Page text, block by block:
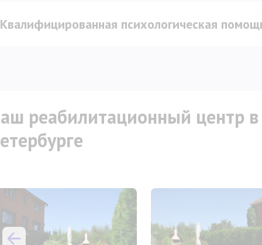
Квалифицированная психологическая
реабилитационный центр в